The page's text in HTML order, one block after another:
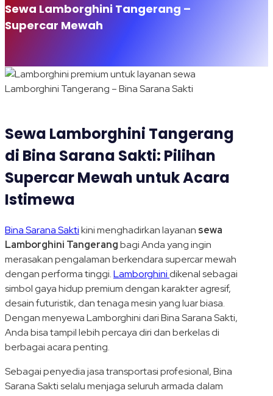
Sewa Lamborghini Tangerang –
Supercar Mewah
Sewa Lamborghini Tangerang
di Bina Sarana Sakti: Pilihan
Supercar Mewah untuk Acara
Istimewa
Bina Sarana Saktikini menghadirkan layanan sewa
Lamborghini Tangerangbagi Anda yang ingin
merasakan pengalaman berkendara supercar mewah
dengan performa tinggi.Lamborghini dikenal sebagai
simbol gaya hidup premium dengan karakter agresif,
desain futuristik, dan tenaga mesin yang luar biasa.
Dengan menyewa Lamborghini dari Bina Sarana Sakti,
Anda bisa tampil lebih percaya diri dan berkelas di
berbagai acara penting.
Sebagai penyedia jasa transportasi profesional, Bina
Sarana Sakti selalu menjaga seluruh armada dalam